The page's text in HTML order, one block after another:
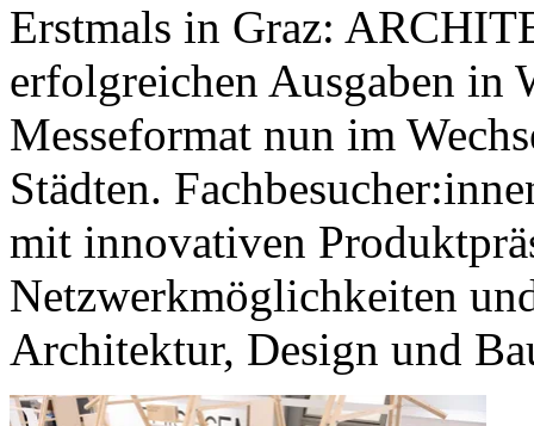
Erstmals in Graz:
erfolgreichen Ausgaben in
Messeformat nun im
Städten.
mit innovativen
Netzwerkmöglichkeiten
Architektur, Design und